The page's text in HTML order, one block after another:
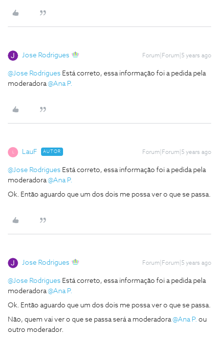
Jose Rodrigues Forum|Forum|5 years ago
@Jose Rodrigues Está correto, essa informação foi a pedida pela
moderadora@Ana P.
LauF AUTOR Forum|Forum|5 years ago
@Jose Rodrigues Está correto, essa informação foi a pedida pela
moderadora@Ana P.
Ok. Então aguardo que um dos dois me possa ver o que se passa.
Jose Rodrigues Forum|Forum|5 years ago
@Jose Rodrigues Está correto, essa informação foi a pedida pela
moderadora@Ana P.
Ok. Então aguardo que um dos dois me possa ver o que se passa.
Não, quem vai ver o que se passa será a moderadora@Ana P. ou
outro moderador.